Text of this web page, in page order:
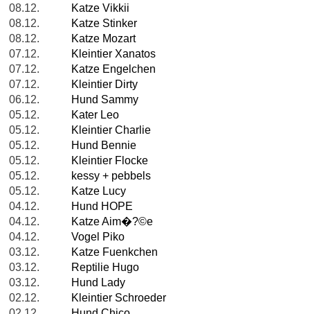
08.12.
Katze Vikkii
08.12.
Katze Stinker
08.12.
Katze Mozart
07.12.
Kleintier Xanatos
07.12.
Katze Engelchen
07.12.
Kleintier Dirty
06.12.
Hund Sammy
05.12.
Kater Leo
05.12.
Kleintier Charlie
05.12.
Hund Bennie
05.12.
Kleintier Flocke
05.12.
kessy + pebbels
05.12.
Katze Lucy
04.12.
Hund HOPE
04.12.
Katze Aim�?©e
04.12.
Vogel Piko
03.12.
Katze Fuenkchen
03.12.
Reptilie Hugo
03.12.
Hund Lady
02.12.
Kleintier Schroeder